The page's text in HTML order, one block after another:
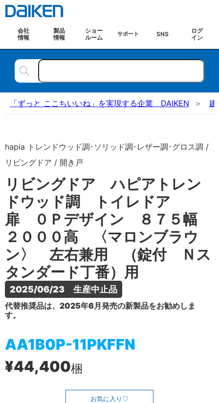
会社
情報
製品
情報
ショー
ルーム
サポート SNS
ログ
イン
「ずっと ここちいいね」を実現する企業 DAIKEN 建
hapia トレンドウッド調･ソリッド調･レザー調･グロス調 /
リビングドア / 開き戸
リビングドア ハピアトレン
ドウッド調 トイレドア
扉 ０Ｐデザイン ８７５幅
２０００高 〈マロンブラウ
ン〉 左右兼用 （錠付 Ｎス
タンダード丁番）用
2025/06/23　生産中止品
代替推奨品は、2025年6月発売の新製品をお勧めしま
す。
AA1B0P-11PKFFN
¥44,400梱
お気に入り